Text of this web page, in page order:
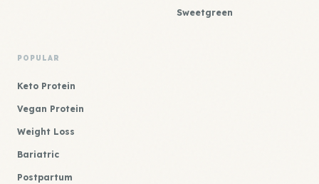
Sweetgreen
POPULAR
Keto Protein
Vegan Protein
Weight Loss
Bariatric
Postpartum